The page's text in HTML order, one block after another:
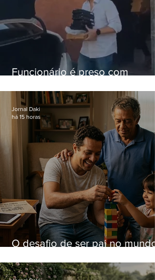
Funcionário é preso com
Hospital do Andaraí
O desafio de ser pai no mundo
Jornal Daki
há 15 horas